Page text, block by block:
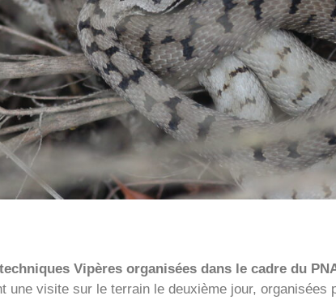
Vipères organisées dans le cadre du
une visite sur le terrain le deuxième jour, organisées